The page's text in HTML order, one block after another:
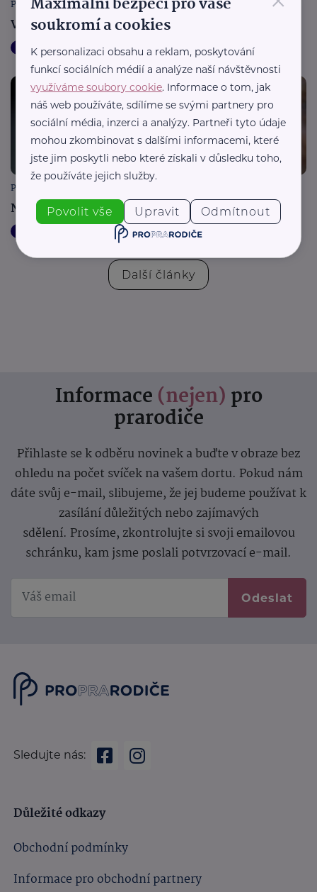
Policie ČR
Velikonoce ve znamení bezpečných cest
Cestování Bezpečnost Velikonoce
Policie ČR
Nebuďme slepí k domácímu násilí!
Pomoc v nouzi
Další články
Informace (nejen) pro
prarodiče
Přihlaste se k odběru novinek a buďte v obraze bez
ohledu na počet svíček na vašem dortu. Pokud nám
dáte svůj e-mail, slibujeme, že jej budeme používat k
zasílání důležitých nebo zajímavých
sdělení. Prosíme, zkontrolujte si svoji emailovou
schránku, kam jsme poslali potvrzovací e-mail.
Odeslat
Sledujte nás:
Důležité odkazy
Obchodní podmínky
Informace pro obchodní partnery
soukromí a cookies
K personalizaci obsahu a reklam, poskytování
funkcí sociálních médií a analýze naší návštěvnosti
využíváme soubory cookie. Informace o tom, jak
náš web používáte, sdílíme se svými partnery pro
sociální média, inzerci a analýzy. Partneři tyto údaje
mohou zkombinovat s dalšími informacemi, které
jste jim poskytli nebo které získali v důsledku toho,
že používáte jejich služby.
Povolit vše Upravit Odmítnout